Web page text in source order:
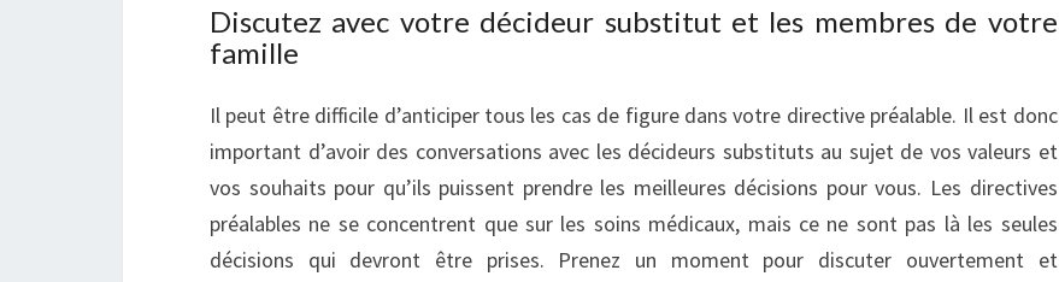
Discutez avec votre décideur substitut et les membres de votre
famille
Il peut être difficile d’anticiper tous les cas de figure dans votre directive préalable. Il est donc
important d’avoir des conversations avec les décideurs substituts au sujet de vos valeurs et
vos souhaits pour qu’ils puissent prendre les meilleures décisions pour vous. Les directives
préalables ne se concentrent que sur les soins médicaux, mais ce ne sont pas là les seules
décisions qui devront être prises. Prenez un moment pour discuter ouvertement et